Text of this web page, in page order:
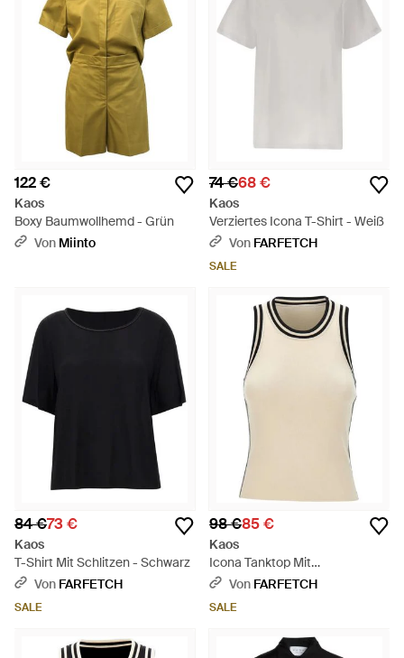
122 €
Kaos
Boxy Baumwollhemd - Grün
Von Miinto
74 €68 €
Kaos
Verziertes Icona T-Shirt - Weiß
Von FARFETCH
SALE
84 €73 €
Kaos
T-Shirt Mit Schlitzen - Schwarz
Von FARFETCH
SALE
98 €85 €
Kaos
Icona Tanktop Mit
Kontrastdetails - Natur
Von FARFETCH
SALE